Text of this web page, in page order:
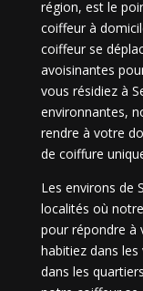
région, est le
coiffeur à
coiffeur se
avoisinantes
vous résidiez à
environnantes,
rendre à votre
de coiffure
Les environs de
localités où
pour répondre à
habitiez dans
dans les